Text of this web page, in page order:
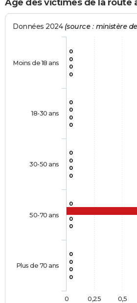
Age des victimes de la route
Données 2024 (source : ministère
0
0
0
0
0
0
0
0
0
0
0
0
0
0
0
0
0
0
0
Moins de 18 ans
18-30 ans
30-50 ans
50-70 ans
Plus de 70 ans
0 0,25 0,5